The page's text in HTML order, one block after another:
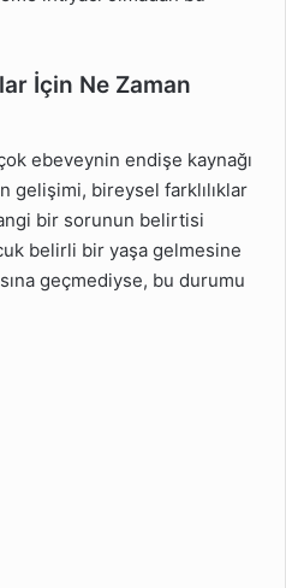
İçin Ne Zaman
ebeveynin endişe kaynağı
gelişimi, bireysel farklılıklar
bir sorunun belirtisi
belirli bir yaşa gelmesine
geçmediyse, bu durumu